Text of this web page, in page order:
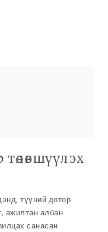
түүний дотор
ажилтан албан
санасан